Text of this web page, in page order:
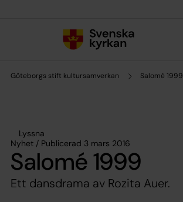
Göteborgs stift kultursamverkan Salomé 1999
Lyssna
Nyhet / Publicerad 3 mars 2016
Salomé 1999
Ett dansdrama av Rozita Auer.